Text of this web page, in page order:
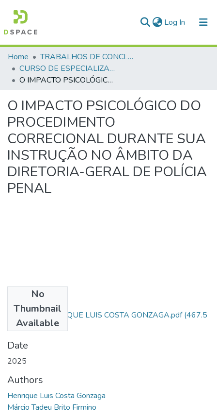
Log In (current)
Communities & Collections
All of DSpace
Home
TRABALHOS DE CONCLUSÃO DE CURSO - CEGESP (CURSO DE ESPECIALIZAÇÃO EM GERENCIAMENTO EM SEGURANÇA PÚBLICA)
CURSO DE ESPECIALIZAÇÃO EM GERENCIAMENTO EM SEGURANÇA PÚBLICA - CEGESP - 2025
O IMPACTO PSICOLÓGICO DO PROCEDIMENTO CORRECIONAL DURANTE SUA INSTRUÇÃO NO ÂMBITO DA DIRETORIA-GERAL DE POLÍCIA PENAL
O IMPACTO PSICOLÓGICO DO
PROCEDIMENTO
CORRECIONAL DURANTE SUA
INSTRUÇÃO NO ÂMBITO DA
DIRETORIA-GERAL DE POLÍCIA
PENAL
No
Thumbnail
Available
ARTIGO - HENRIQUE LUIS COSTA GONZAGA.pdf(467.5
KB)
Date
2025
Authors
Henrique Luis Costa Gonzaga
Márcio Tadeu Brito Firmino